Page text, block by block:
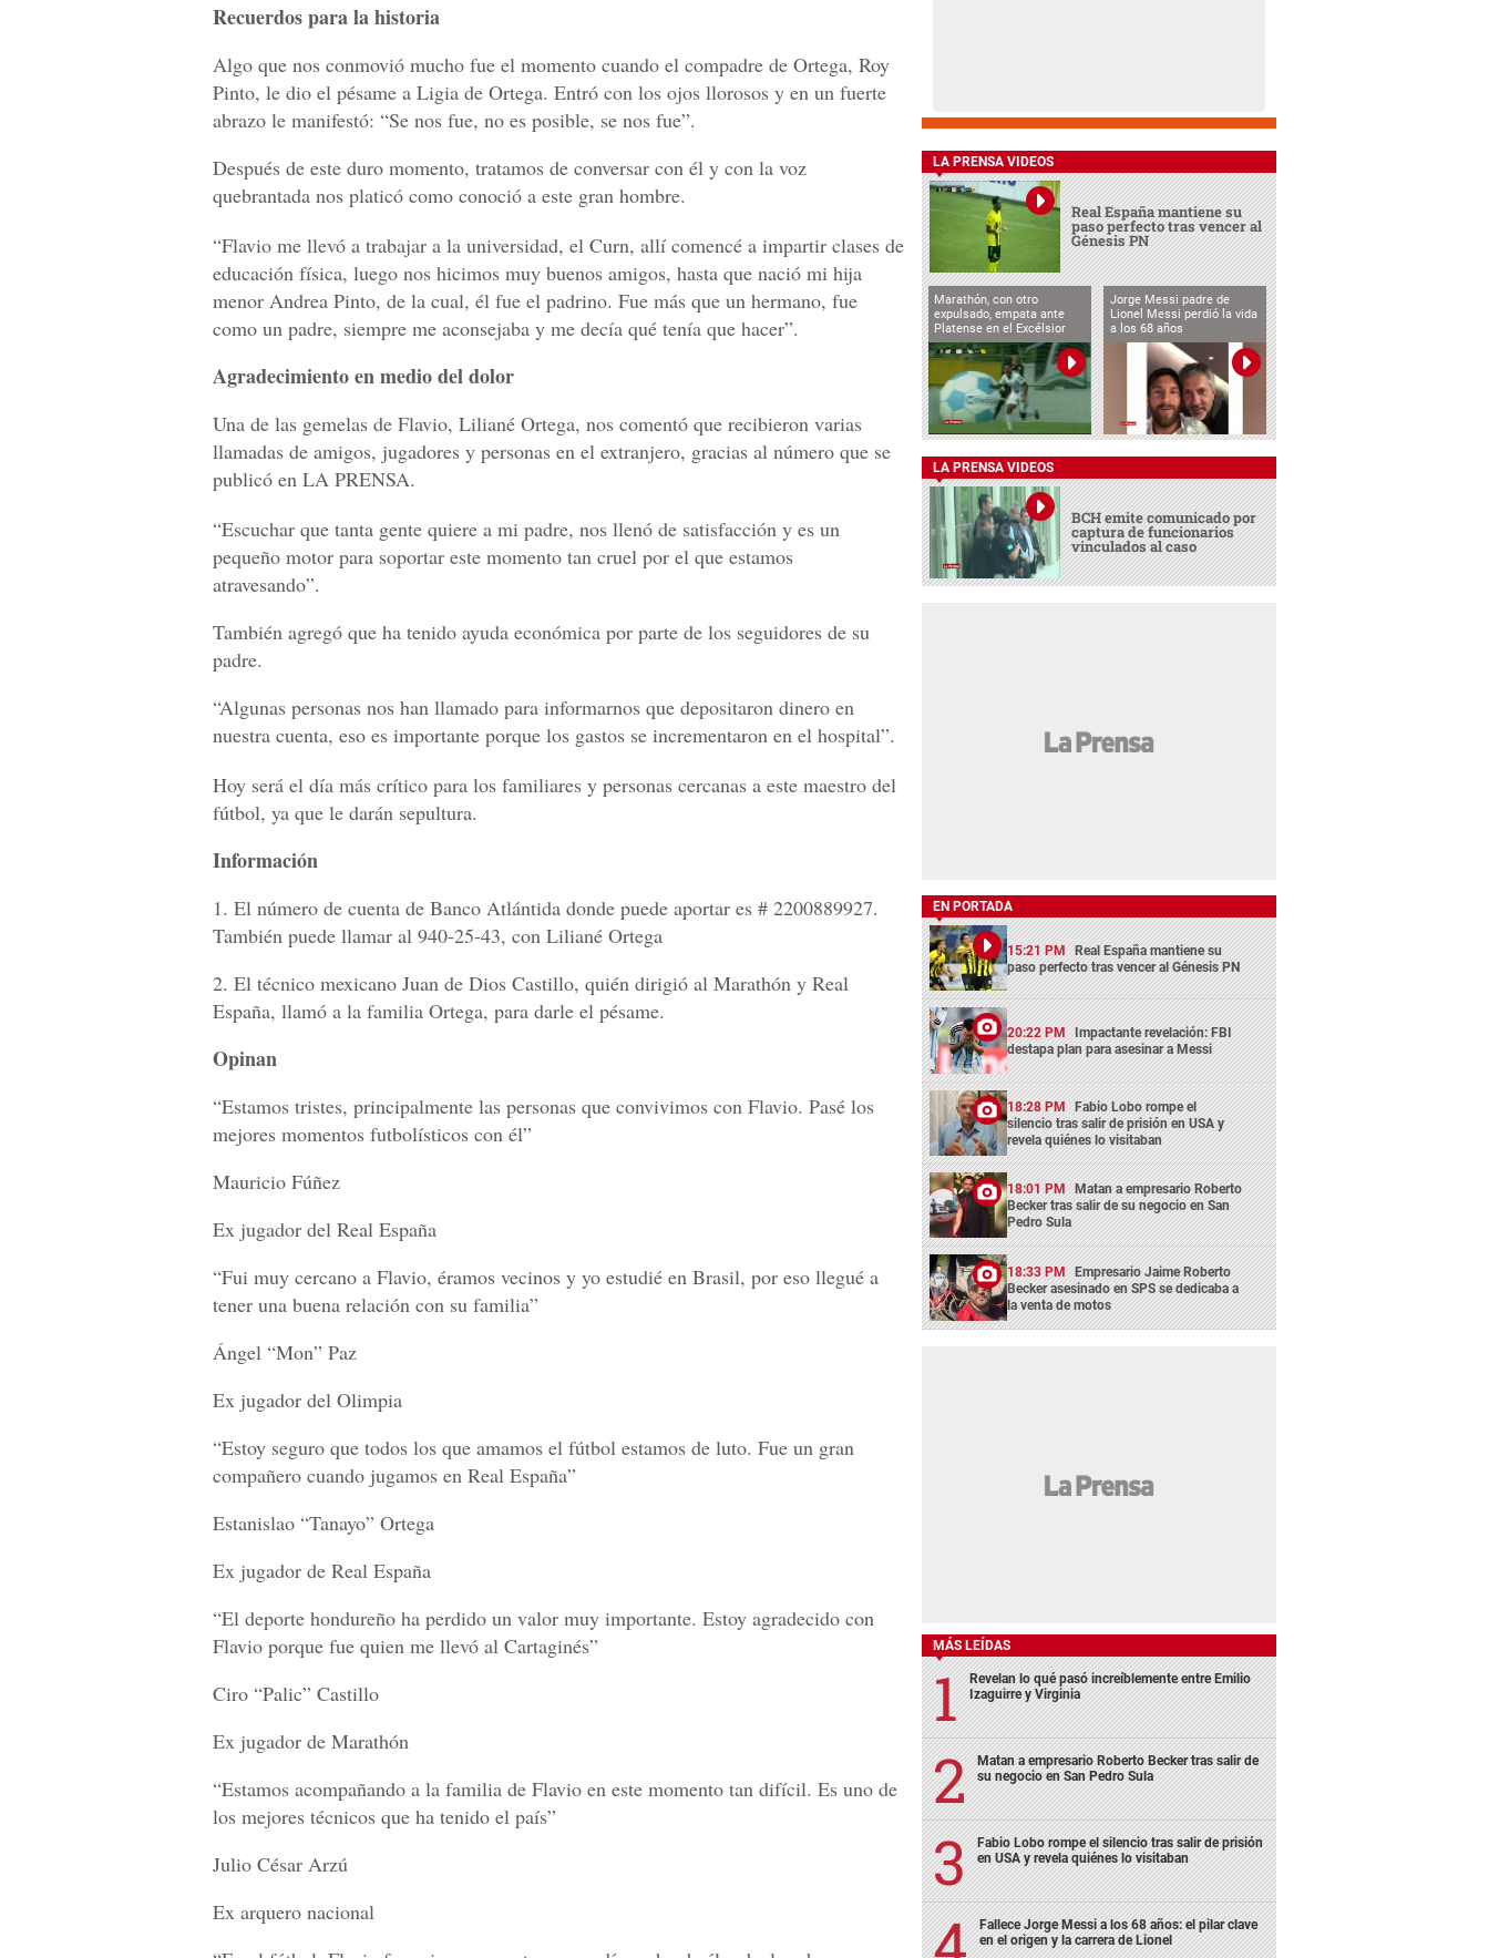
Recuerdos para la historia
Algo que nos conmovió mucho fue el momento cuando el compadre de Ortega, Roy
Pinto, le dio el pésame a Ligia de Ortega. Entró con los ojos llorosos y en un fuerte
abrazo le manifestó: “Se nos fue, no es posible, se nos fue”.
Después de este duro momento, tratamos de conversar con él y con la voz
quebrantada nos platicó como conoció a este gran hombre.
“Flavio me llevó a trabajar a la universidad, el Curn, allí comencé a impartir clases de
educación física, luego nos hicimos muy buenos amigos, hasta que nació mi hija
menor Andrea Pinto, de la cual, él fue el padrino. Fue más que un hermano, fue
como un padre, siempre me aconsejaba y me decía qué tenía que hacer”.
Agradecimiento en medio del dolor
Una de las gemelas de Flavio, Liliané Ortega, nos comentó que recibieron varias
llamadas de amigos, jugadores y personas en el extranjero, gracias al número que se
publicó en LA PRENSA.
“Escuchar que tanta gente quiere a mi padre, nos llenó de satisfacción y es un
pequeño motor para soportar este momento tan cruel por el que estamos
atravesando”.
También agregó que ha tenido ayuda económica por parte de los seguidores de su
padre.
“Algunas personas nos han llamado para informarnos que depositaron dinero en
nuestra cuenta, eso es importante porque los gastos se incrementaron en el hospital”.
Hoy será el día más crítico para los familiares y personas cercanas a este maestro del
fútbol, ya que le darán sepultura.
Información
1. El número de cuenta de Banco Atlántida donde puede aportar es # 2200889927.
También puede llamar al 940-25-43, con Liliané Ortega
2. El técnico mexicano Juan de Dios Castillo, quién dirigió al Marathón y Real
España, llamó a la familia Ortega, para darle el pésame.
Opinan
“Estamos tristes, principalmente las personas que convivimos con Flavio. Pasé los
mejores momentos futbolísticos con él”
Mauricio Fúñez
Ex jugador del Real España
“Fui muy cercano a Flavio, éramos vecinos y yo estudié en Brasil, por eso llegué a
tener una buena relación con su familia”
Ángel “Mon” Paz
Ex jugador del Olimpia
“Estoy seguro que todos los que amamos el fútbol estamos de luto. Fue un gran
compañero cuando jugamos en Real España”
Estanislao “Tanayo” Ortega
Ex jugador de Real España
“El deporte hondureño ha perdido un valor muy importante. Estoy agradecido con
Flavio porque fue quien me llevó al Cartaginés”
Ciro “Palic” Castillo
Ex jugador de Marathón
“Estamos acompañando a la familia de Flavio en este momento tan difícil. Es uno de
los mejores técnicos que ha tenido el país”
Julio César Arzú
Ex arquero nacional
LA PRENSA VIDEOS
Real España mantiene su
paso perfecto tras vencer al
Génesis PN
Marathón, con otro
expulsado, empata ante
Platense en el Excélsior
Jorge Messi padre de
Lionel Messi perdió la vida
a los 68 años
LA PRENSA VIDEOS
BCH emite comunicado por
captura de funcionarios
vinculados al caso
EN PORTADA
15:21 PM Real España mantiene su
paso perfecto tras vencer al Génesis PN
20:22 PM Impactante revelación: FBI
destapa plan para asesinar a Messi
18:28 PM Fabio Lobo rompe el
silencio tras salir de prisión en USA y
revela quiénes lo visitaban
18:01 PM Matan a empresario Roberto
Becker tras salir de su negocio en San
Pedro Sula
18:33 PM Empresario Jaime Roberto
Becker asesinado en SPS se dedicaba a
la venta de motos
MÁS LEÍDAS
Revelan lo qué pasó increíblemente entre Emilio
Izaguirre y Virginia
Matan a empresario Roberto Becker tras salir de
su negocio en San Pedro Sula
Fabio Lobo rompe el silencio tras salir de prisión
en USA y revela quiénes lo visitaban
Fallece Jorge Messi a los 68 años: el pilar clave
en el origen y la carrera de Lionel